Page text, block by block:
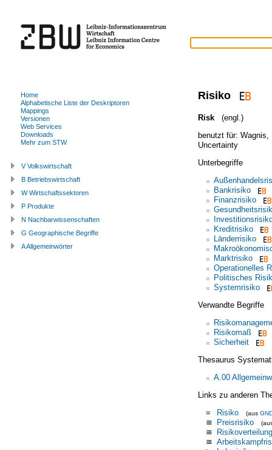
Risiko
Risk
(engl.)
benutzt für: Wagnis
Uncertainty
Unterbegriffe
Bankrisiko
Finanzrisiko
Kreditrisiko
Länderrisiko
Marktrisiko
Operationelles
Politisches
Systemrisiko
Verwandte Begriffe
Risikomaß
Sicherheit
Thesaurus
A.00
Links zu anderen
=
Risiko (aus
≅ Preisrisiko
≅ Risikoverteilung
≅
Home
Alphabetische Liste der Deskriptoren
Mappings
Versionen
Web Services
Downloads
Mehr zum STW
V Volkswirtschaft
B Betriebswirtschaft
W Wirtschaftssektoren
P Produkte
N Nachbarwissenschaften
G Geographische Begriffe
A Allgemeinwörter